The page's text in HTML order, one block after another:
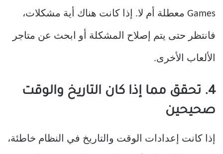
Games معطلة أم لا. إذا كانت هناك أية مشكلات،
فانتظر حتى يتم إصلاح المشكلة أو ابحث عن متاجر
الألعاب الأخرى.
4. تحقق مما إذا كان التاريخ والوقت
صحيحين
إذا كانت إعدادات الوقت والتاريخ في النظام خاطئة،